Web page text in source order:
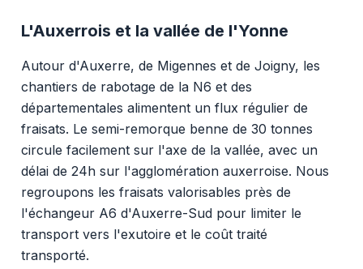
L'Auxerrois et la vallée de l'Yonne
Autour d'Auxerre, de Migennes et de Joigny, les
chantiers de rabotage de la N6 et des
départementales alimentent un flux régulier de
fraisats. Le semi-remorque benne de 30 tonnes
circule facilement sur l'axe de la vallée, avec un
délai de 24h sur l'agglomération auxerroise. Nous
regroupons les fraisats valorisables près de
l'échangeur A6 d'Auxerre-Sud pour limiter le
transport vers l'exutoire et le coût traité
transporté.